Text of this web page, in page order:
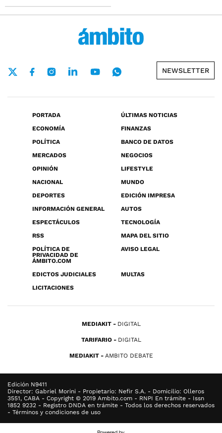
NEWSLETTER
PORTADA
ÚLTIMAS NOTICIAS
ECONOMÍA
FINANZAS
POLÍTICA
BANCO DE DATOS
MERCADOS
NEGOCIOS
OPINIÓN
LIFESTYLE
NACIONAL
MUNDO
DEPORTES
EDICIÓN IMPRESA
INFORMACIÓN GENERAL
AUTOS
ESPECTÁCULOS
TECNOLOGÍA
RSS
MAPA DEL SITIO
POLÍTICA DE
PRIVACIDAD DE
ÁMBITO.COM
AVISO LEGAL
EDICTOS JUDICIALES
MULTAS
LICITACIONES
MEDIAKIT DIGITAL
TARIFARIO DIGITAL
MEDIAKIT AMBITO DEBATE
Edición N9411
Director: Gabriel Morini - Propietario: Nefir S.A. - Domicilio: Olleros
3551, CABA - Copyright © 2019 Ambito.com - RNPI En trámite - Issn
1852 9232 - Registro DNDA en trámite - Todos los derechos reservados
- Términos y condiciones de uso